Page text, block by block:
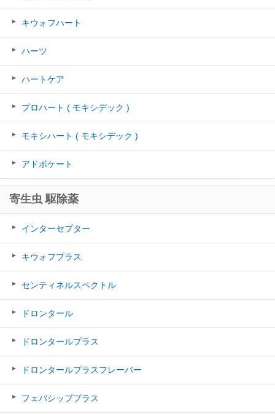
キウォフハート
ハーツ
ハートケア
プロハート ( モキシデック )
モキシハート ( モキシデック )
アドボケート
寄生虫 駆除薬
インターセプター
キウォフプラス
センティネルスペクトル
ドロンタール
ドロンタールプラス
ドロンタールプラスフレーバー
フェバシッププラス